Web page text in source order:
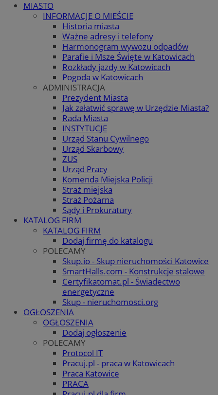
MIASTO
INFORMACJE O MIEŚCIE
Historia miasta
Ważne adresy i telefony
Harmonogram wywozu odpadów
Parafie i Msze Święte w Katowicach
Rozkłady jazdy w Katowicach
Pogoda w Katowicach
ADMINISTRACJA
Prezydent Miasta
Jak załatwić sprawę w Urzędzie Miasta?
Rada Miasta
INSTYTUCJE
Urząd Stanu Cywilnego
Urząd Skarbowy
ZUS
Urząd Pracy
Komenda Miejska Policji
Straż miejska
Straż Pożarna
Sądy i Prokuratury
KATALOG FIRM
KATALOG FIRM
Dodaj firmę do katalogu
POLECAMY
Skup.io - Skup nieruchomości Katowice
SmartHalls.com - Konstrukcje stalowe
Certyfikatomat.pl - Świadectwo
energetyczne
Skup - nieruchomosci.org
OGŁOSZENIA
OGŁOSZENIA
Dodaj ogłoszenie
POLECAMY
Protocol IT
Pracuj.pl - praca w Katowicach
Praca Katowice
PRACA